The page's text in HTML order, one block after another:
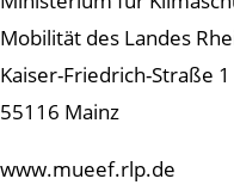
Mobilität des Landes
Kaiser-Friedrich-Straße 1
55116 Mainz
www.mueef.rlp.de